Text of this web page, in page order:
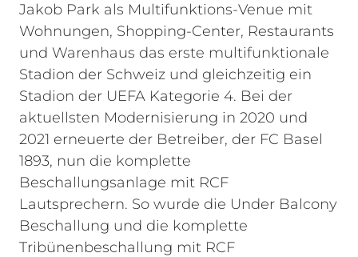
Jakob Park als Multifunktions-Venue mit
Wohnungen, Shopping-Center, Restaurants
und Warenhaus das erste multifunktionale
Stadion der Schweiz und gleichzeitig ein
Stadion der UEFA Kategorie 4. Bei der
aktuellsten Modernisierung in 2020 und
2021 erneuerte der Betreiber, der FC Basel
1893, nun die komplette
Beschallungsanlage mit RCF
Lautsprechern. So wurde die Under Balcony
Beschallung und die komplette
Tribünenbeschallung mit RCF